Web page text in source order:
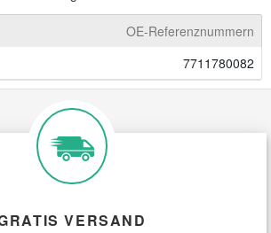
OE-Referenznummern
7711780082
VERSAND